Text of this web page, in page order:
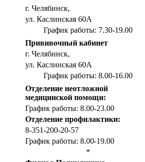
г. Челябинск,
ул. Каслинская 60А
График работы: 7.30-19.00
Прививочный кабинет
г. Челябинск,
ул. Каслинская 60А
График работы: 8.00-16.00
Отделение неотложной
медицинской помощи:
График работы: 8.00-23.00
Отделение профилактики:
8-351-200-20-57
График работы: 8.00-19.00
*